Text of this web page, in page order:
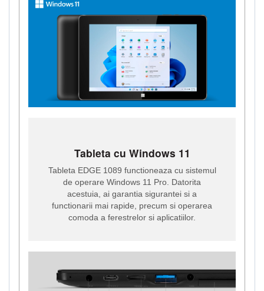
Tableta cu Windows 11
Tableta EDGE 1089 functioneaza cu sistemul
de operare Windows 11 Pro. Datorita
acestuia, ai garantia sigurantei si a
functionarii mai rapide, precum si operarea
comoda a ferestrelor si aplicatiilor.